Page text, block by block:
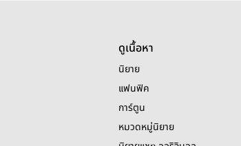
ดูเนื้อหา
นิยาย
แฟนฟิค
การ์ตูน
หมวดหมู่นิยาย